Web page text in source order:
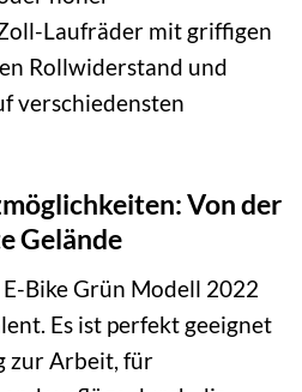
Laufräder mit griffigen
Rollwiderstand und
verschiedensten
Von der
Gelände
Bike Grün Modell 2022
Es ist perfekt geeignet
zur Arbeit, für